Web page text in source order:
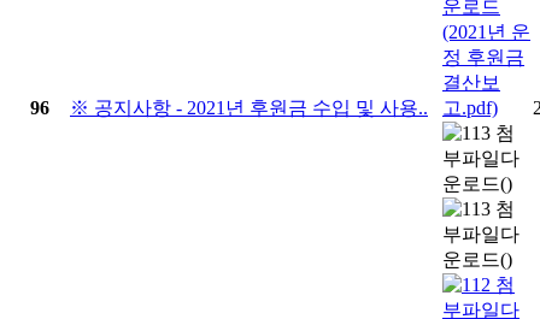
96 ※ 공지사항 - 2021년 후원금 수입 및 사용..